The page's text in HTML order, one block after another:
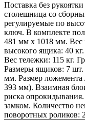
Поставка без
столешница со
регулируемые по
ключ. В комплекте
481 мм x 1018 мм. Вес
высокого ящика: 40
Вес тележки: 115 кг.
Размеры ящиков: 7
мм. Размер
393 мм). Взаимная
риска
замком. Количество
поворотных роликов: